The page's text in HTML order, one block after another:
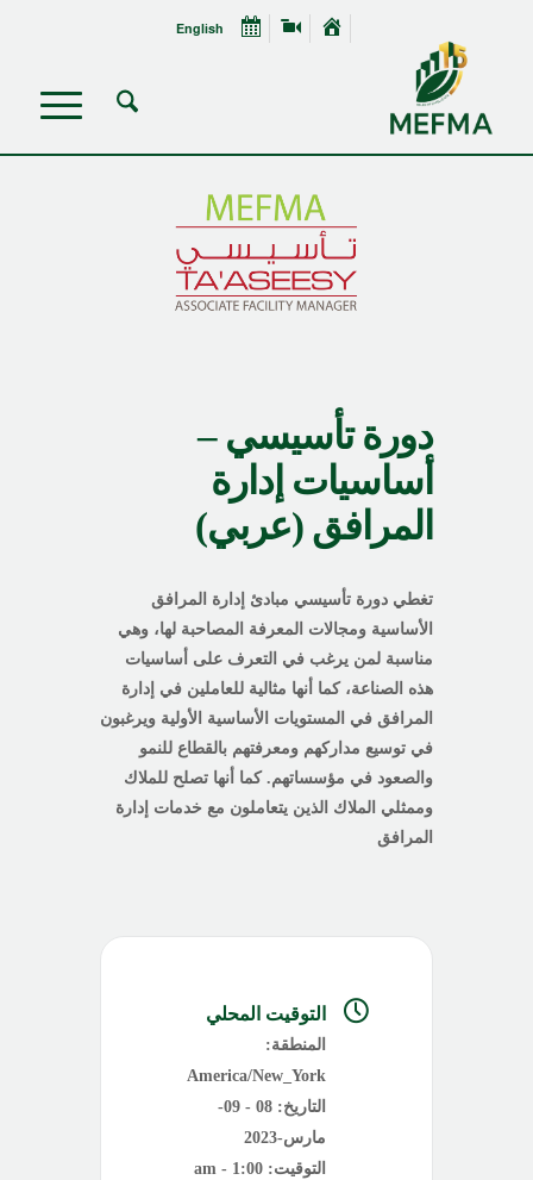
English
دورة تأسيسي –
أساسيات إدارة
المرافق (عربي)
تغطي دورة تأسيسي مبادئ إدارة المرافق
الأساسية ومجالات المعرفة المصاحبة لها، وهي
مناسبة لمن يرغب في التعرف على أساسيات
هذه الصناعة، كما أنها مثالية للعاملين في إدارة
المرافق في المستويات الأساسية الأولية ويرغبون
في توسيع مداركهم ومعرفتهم بالقطاع للنمو
والصعود في مؤسساتهم. كما أنها تصلح للملاك
وممثلي الملاك الذين يتعاملون مع خدمات إدارة
المرافق
التوقيت المحلي
المنطقة:
America/New_York
التاريخ:
08 - 09-
مارس-2023
التوقيت:
1:00 am -